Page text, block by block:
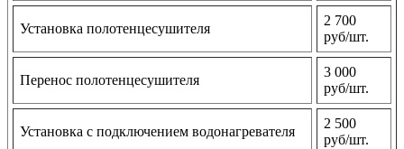
Установка полотенцесушителя
2 700
руб/шт.
Перенос полотенцесушителя
3 000
руб/шт.
Установка с подключением водонагревателя
2 500
руб/шт.